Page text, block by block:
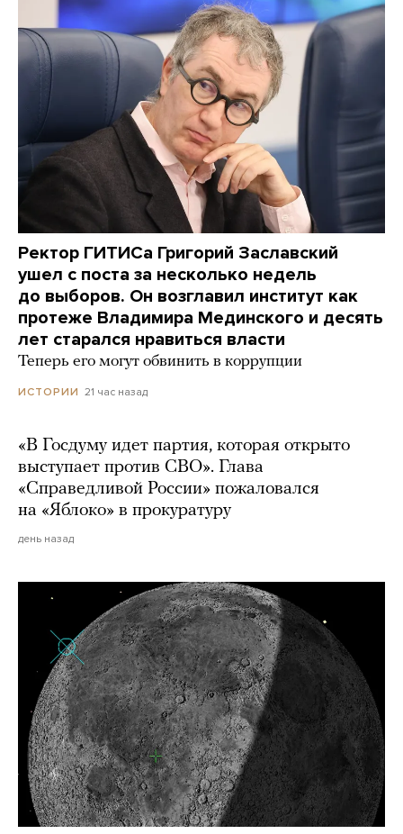
Ректор ГИТИСа Григорий Заславский
ушел с поста за несколько недель
до выборов. Он возглавил институт как
протеже Владимира Мединского и десять
лет старался нравиться власти
Теперь его могут обвинить в коррупции
ИСТОРИИ 21 час назад
«В Госдуму идет партия, которая открыто
выступает против СВО». Глава
«Справедливой России» пожаловался
на «Яблоко» в прокуратуру
день назад